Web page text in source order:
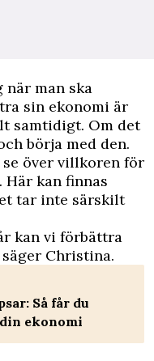
när man ska
sin ekonomi är
samtidigt. Om det
börja med den.
över villkoren för
kan finnas
tar inte särskilt
kan vi förbättra
Christina.
Så får du
ekonomi